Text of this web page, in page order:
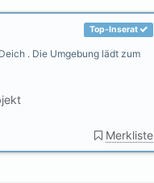
Top-Inserat
. Die Umgebung lädt zum
Merkliste